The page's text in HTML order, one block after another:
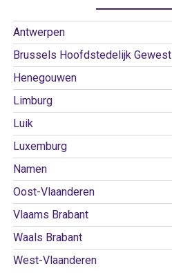
Antwerpen
Brussels Hoofdstedelijk Gewest
Henegouwen
Limburg
Luik
Luxemburg
Namen
Oost-Vlaanderen
Vlaams Brabant
Waals Brabant
West-Vlaanderen